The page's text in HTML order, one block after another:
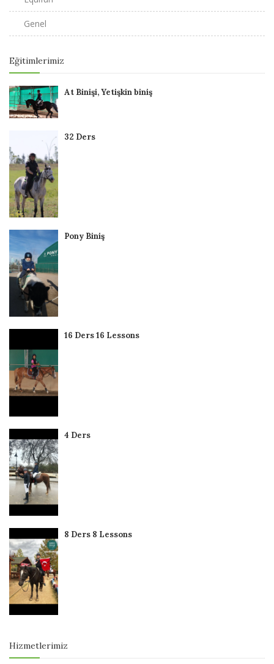
Genel
Eğitimlerimiz
At Binişi, Yetişkin biniş
32 Ders
Pony Biniş
16 Ders 16 Lessons
4 Ders
8 Ders 8 Lessons
Hizmetlerimiz